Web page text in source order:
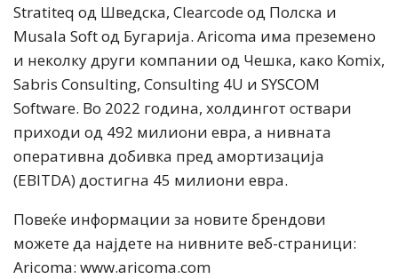
Stratiteq од Шведска, Clearcode од Полска и
Musala Soft од Бугарија. Aricoma има преземено
и неколку други компании од Чешка, како Komix,
Sabris Consulting, Consulting 4U и SYSCOM
Software. Во 2022 година, холдингот оствари
приходи од 492 милиони евра, а нивната
оперативна добивка пред амортизација
(EBITDA) достигна 45 милиони евра.
Повеќе информации за новите брендови
можете да најдете на нивните веб-страници:
Aricoma: www.aricoma.com